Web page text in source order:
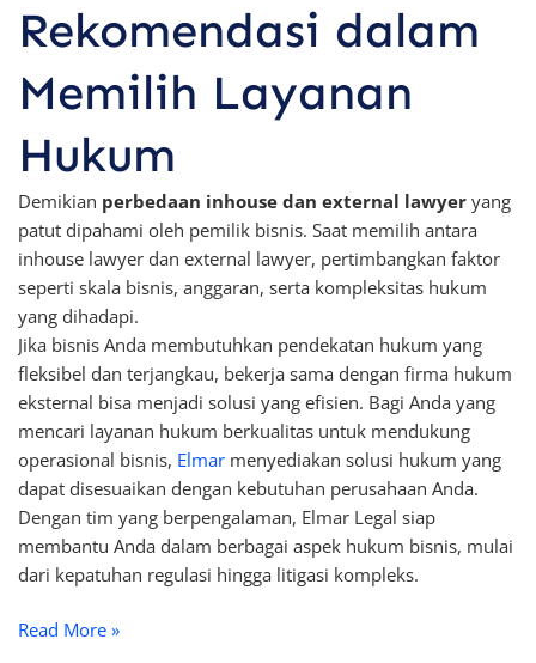
Rekomendasi dalam
Memilih Layanan
Hukum
Demikian perbedaan inhouse dan external lawyer yang
patut dipahami oleh pemilik bisnis. Saat memilih antara
inhouse lawyer dan external lawyer, pertimbangkan faktor
seperti skala bisnis, anggaran, serta kompleksitas hukum
yang dihadapi.
Jika bisnis Anda membutuhkan pendekatan hukum yang
fleksibel dan terjangkau, bekerja sama dengan firma hukum
eksternal bisa menjadi solusi yang efisien. Bagi Anda yang
mencari layanan hukum berkualitas untuk mendukung
operasional bisnis, Elmarmenyediakan solusi hukum yang
dapat disesuaikan dengan kebutuhan perusahaan Anda.
Dengan tim yang berpengalaman, Elmar Legal siap
membantu Anda dalam berbagai aspek hukum bisnis, mulai
dari kepatuhan regulasi hingga litigasi kompleks.
Read More »